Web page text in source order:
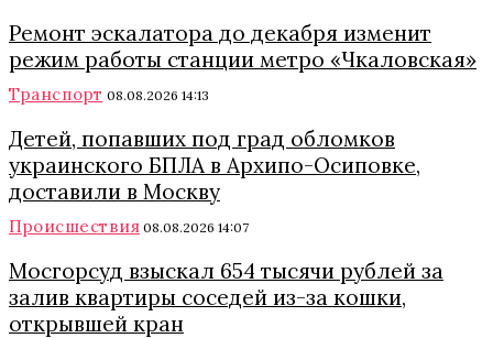
Ремонт эскалатора до декабря изменит
режим работы станции метро «Чкаловская»
Транспорт 08.08.2026 14:13
Детей, попавших под град обломков
украинского БПЛА в Архипо-Осиповке,
доставили в Москву
Происшествия 08.08.2026 14:07
Мосгорсуд взыскал 654 тысячи рублей за
залив квартиры соседей из-за кошки,
открывшей кран